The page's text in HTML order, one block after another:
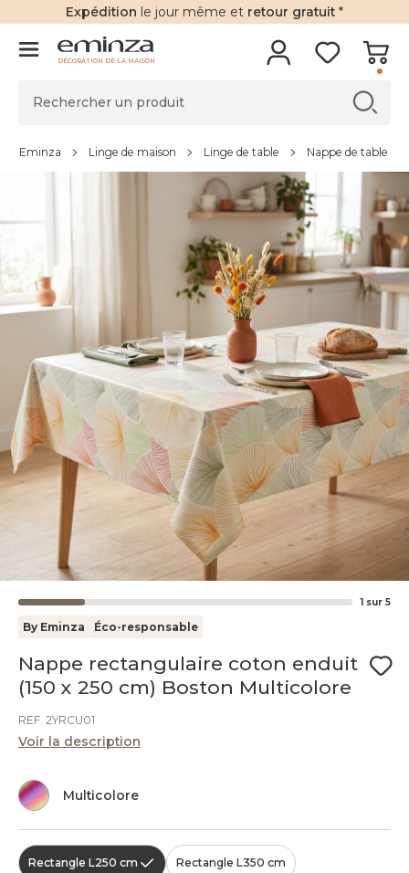
Expédition le jour même et retour gratuit *
DÉCORATION DE LA MAISON
Eminza Linge de maison Linge de table Nappe de table
1 sur 5
By Eminza Éco-responsable
Nappe rectangulaire coton enduit
(150 x 250 cm) Boston Multicolore
REF. 2YRCU01
Voir la description
Multicolore
Rectangle L250 cm Rectangle L350 cm